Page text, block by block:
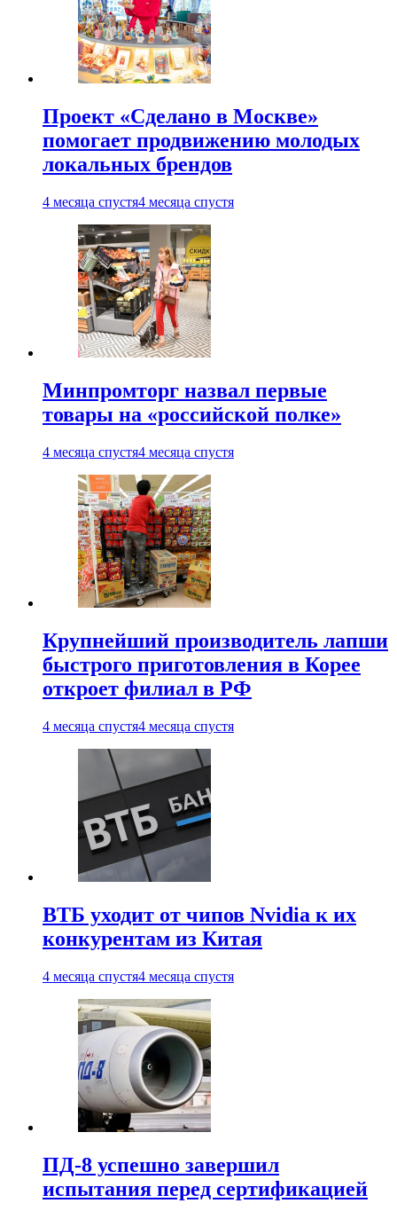
Проект «Сделано в Москве»
помогает продвижению молодых
локальных брендов
4 месяца спустя4 месяца спустя
Минпромторг назвал первые
товары на «российской полке»
4 месяца спустя4 месяца спустя
Крупнейший производитель лапши
быстрого приготовления в Корее
откроет филиал в РФ
4 месяца спустя4 месяца спустя
ВТБ уходит от чипов Nvidia к их
конкурентам из Китая
4 месяца спустя4 месяца спустя
ПД-8 успешно завершил
испытания перед сертификацией